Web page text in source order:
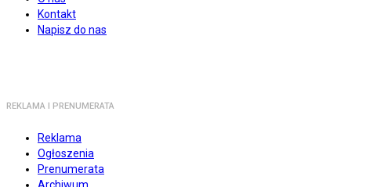
Kontakt
Napisz do nas
REKLAMA I PRENUMERATA
Reklama
Ogłoszenia
Prenumerata